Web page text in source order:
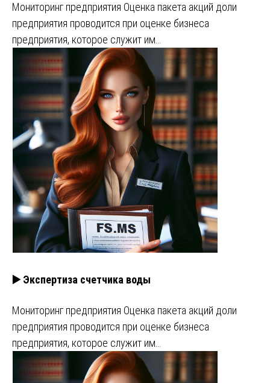
Мониторинг предприятия Оценка пакета акций доли
предприятия проводится при оценке бизнеса
предприятия, которое служит им…
▶️ Экспертиза счетчика воды
Мониторинг предприятия Оценка пакета акций доли
предприятия проводится при оценке бизнеса
предприятия, которое служит им…